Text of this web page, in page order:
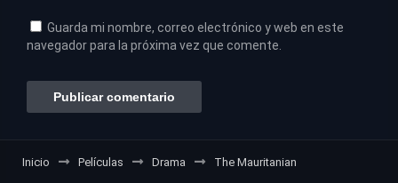
Guarda mi nombre, correo electrónico y web en este
navegador para la próxima vez que comente.
Inicio Películas Drama The Mauritanian